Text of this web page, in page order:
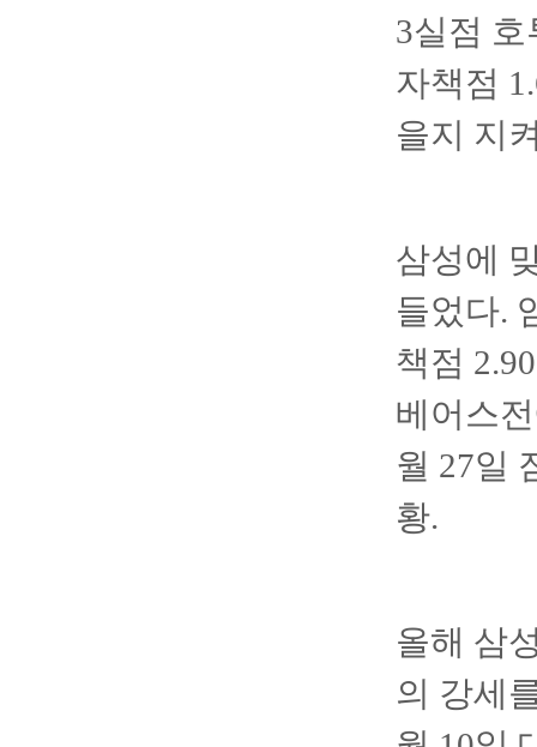
3실점 호
자책점
을지 지
삼성에
들었다.
책점
베어스
월 27일
황.
올해 삼
의 강세